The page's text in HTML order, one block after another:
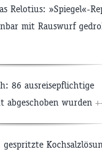
Relotius: »Spiegel«-
mit Rauswurf
86 ausreisepflichtige
abgeschoben wurden
gespritzte